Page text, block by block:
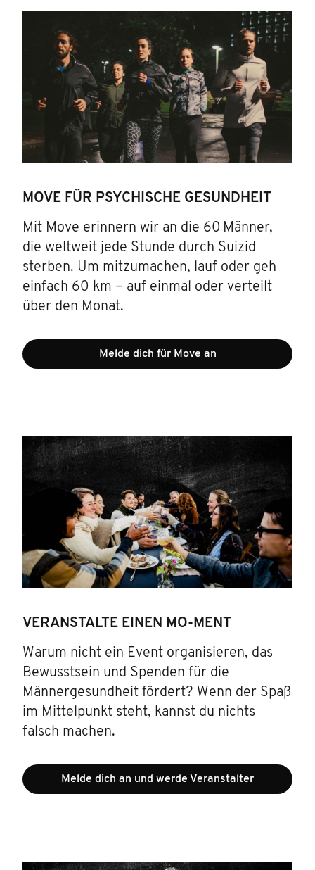
MOVE FÜR PSYCHISCHE GESUNDHEIT
Mit Move erinnern wir an die 60 Männer,
die weltweit jede Stunde durch Suizid
sterben. Um mitzumachen, lauf oder geh
einfach 60 km – auf einmal oder verteilt
über den Monat.
Melde dich für Move an
VERANSTALTE EINEN MO-MENT
Warum nicht ein Event organisieren, das
Bewusstsein und Spenden für die
Männergesundheit fördert? Wenn der Spaß
im Mittelpunkt steht, kannst du nichts
falsch machen.
Melde dich an und werde Veranstalter